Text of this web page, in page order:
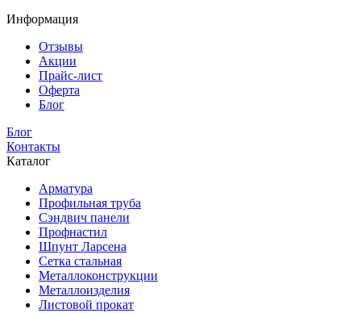
Информация
Отзывы
Акции
Прайс-лист
Оферта
Блог
Блог
Контакты
Каталог
Арматура
Профильная труба
Сэндвич панели
Профнастил
Шпунт Ларсена
Сетка стальная
Металлоконструкции
Металлоизделия
Листовой прокат